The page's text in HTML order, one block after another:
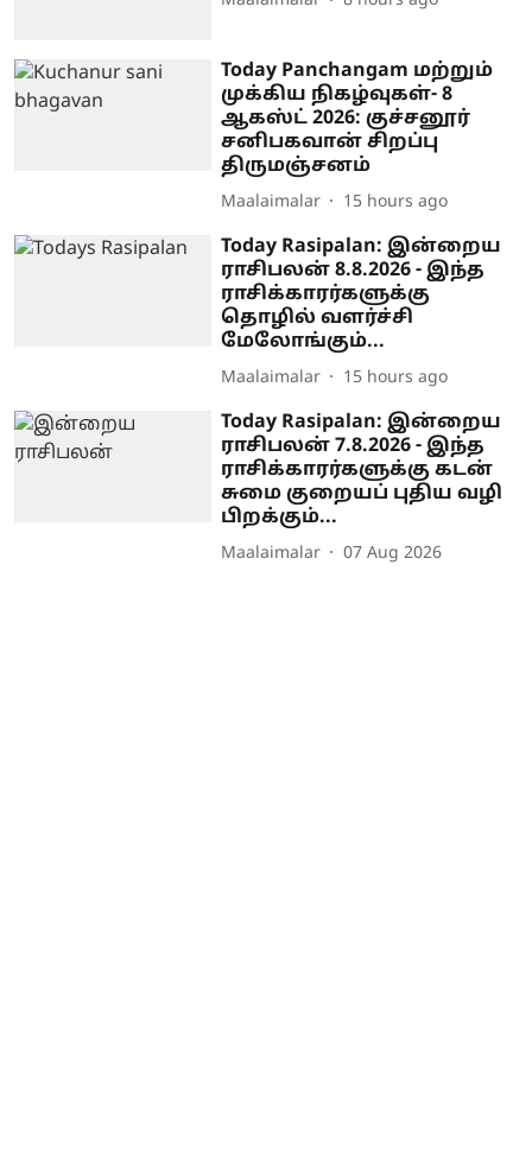
Today Panchangam மற்றும்
முக்கிய நிகழ்வுகள்- 8
ஆகஸ்ட் 2026: குச்சனூர்
சனிபகவான் சிறப்பு
திருமஞ்சனம்
Maalaimalar 15 hours ago
Today Rasipalan: இன்றைய
ராசிபலன் 8.8.2026 - இந்த
ராசிக்காரர்களுக்கு
தொழில் வளர்ச்சி
மேலோங்கும்...
Maalaimalar 15 hours ago
Today Rasipalan: இன்றைய
ராசிபலன் 7.8.2026 - இந்த
ராசிக்காரர்களுக்கு கடன்
சுமை குறையப் புதிய வழி
பிறக்கும்...
Maalaimalar 07 Aug 2026